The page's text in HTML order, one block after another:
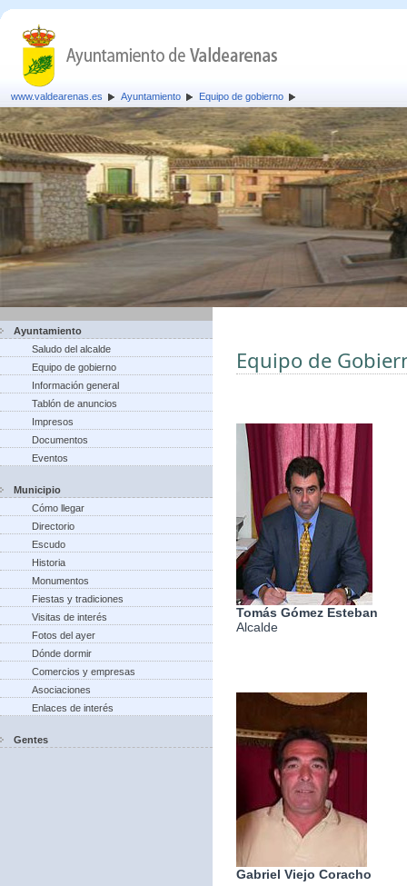
www.valdearenas.es Ayuntamiento Equipo de gobierno
Ayuntamiento
Saludo del alcalde
Equipo de gobierno
Información general
Tablón de anuncios
Impresos
Documentos
Eventos
Municipio
Cómo llegar
Directorio
Escudo
Historia
Monumentos
Fiestas y tradiciones
Visitas de interés
Fotos del ayer
Dónde dormir
Comercios y empresas
Asociaciones
Enlaces de interés
Gentes
Equipo de
Tomás Gómez Esteban
Alcalde
Gabriel Viejo Coracho